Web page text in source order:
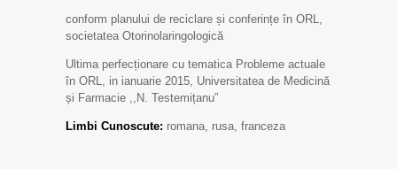
conform planului de reciclare și conferințe în ORL,
societatea Otorinolaringologică
Ultima perfecționare cu tematica Probleme actuale
în ORL, in ianuarie 2015, Universitatea de Medicină
și Farmacie ,,N. Testemițanu”
Limbi Cunoscute: romana, rusa, franceza